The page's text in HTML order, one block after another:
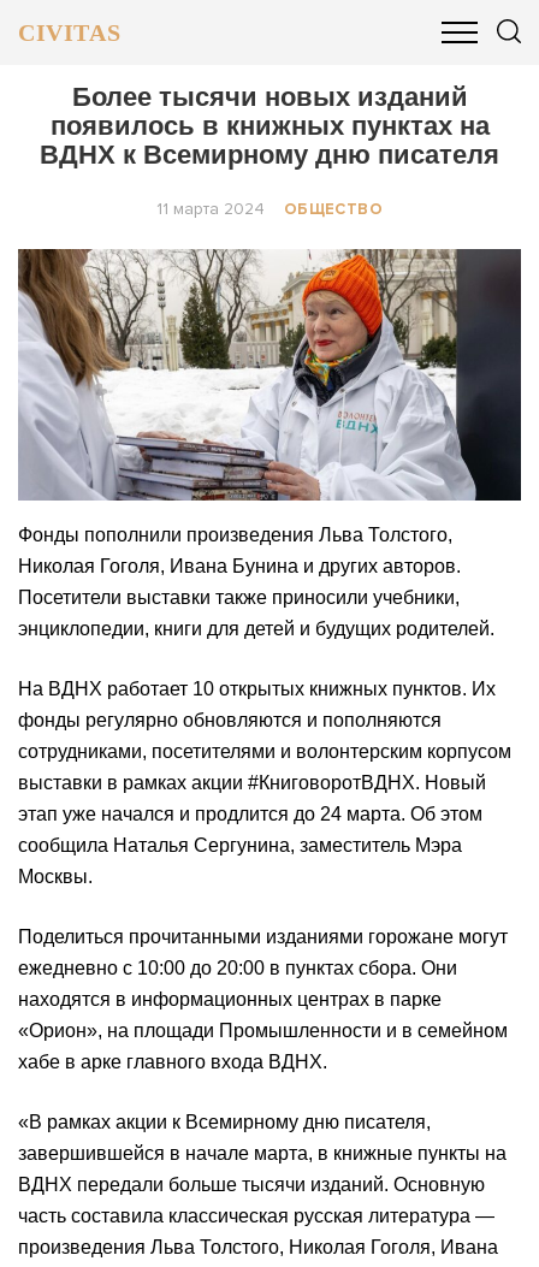
CIVITAS
ОБЩЕСТВО БИЗНЕС И ФИНАНСЫ
Более тысячи новых изданий
появилось в книжных пунктах на
ВДНХ к Всемирному дню писателя
11 марта 2024 ОБЩЕСТВО
Фонды пополнили произведения Льва Толстого,
Николая Гоголя, Ивана Бунина и других авторов.
Посетители выставки также приносили учебники,
энциклопедии, книги для детей и будущих родителей.
На ВДНХ работает 10 открытых книжных пунктов. Их
фонды регулярно обновляются и пополняются
сотрудниками, посетителями и волонтерским корпусом
выставки в рамках акции #КниговоротВДНХ. Новый
этап уже начался и продлится до 24 марта. Об этом
сообщила Наталья Сергунина, заместитель Мэра
Москвы.
Поделиться прочитанными изданиями горожане могут
ежедневно с 10:00 до 20:00 в пунктах сбора. Они
находятся в информационных центрах в парке
«Орион», на площади Промышленности и в семейном
хабе в арке главного входа ВДНХ.
«В рамках акции к Всемирному дню писателя,
завершившейся в начале марта, в книжные пункты на
ВДНХ передали больше тысячи изданий. Основную
часть составила классическая русская литература —
произведения Льва Толстого, Николая Гоголя, Ивана